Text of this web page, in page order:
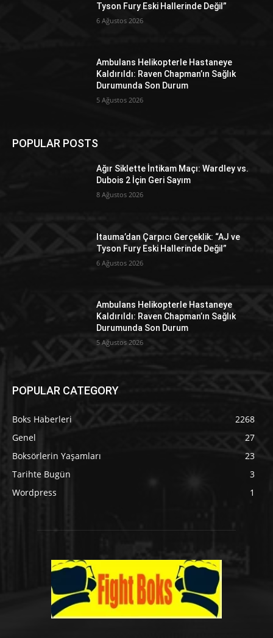
Tyson Fury Eski Hallerinde Değil”
6 Ağustos 2026
Ambulans Helikopterle Hastaneye
Kaldırıldı: Raven Chapman’ın Sağlık
Durumunda Son Durum
5 Ağustos 2026
POPULAR POSTS
Ağır Siklette İntikam Maçı: Wardley vs.
Dubois 2 İçin Geri Sayım
8 Ağustos 2026
Itauma’dan Çarpıcı Gerçeklik: “AJ ve
Tyson Fury Eski Hallerinde Değil”
6 Ağustos 2026
Ambulans Helikopterle Hastaneye
Kaldırıldı: Raven Chapman’ın Sağlık
Durumunda Son Durum
5 Ağustos 2026
POPULAR CATEGORY
Boks Haberleri
2268
Genel
27
Boksörlerin Yaşamları
23
Tarihte Bugün
3
Wordpress
1